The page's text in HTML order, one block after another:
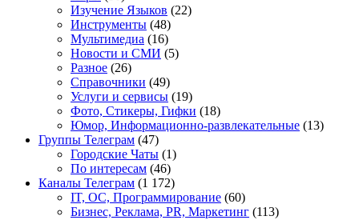
Изучение Языков (22)
Инструменты (48)
Мультимедиа (16)
Новости и СМИ (5)
Разное (26)
Справочники (49)
Услуги и сервисы (19)
Фото, Стикеры, Гифки (18)
Юмор, Информационно-развлекательные (13)
Группы Телеграм (47)
Городские Чаты (1)
По интересам (46)
Каналы Телеграм (1 172)
IT, ОС, Программирование (60)
Бизнес, Реклама, PR, Маркетинг (113)